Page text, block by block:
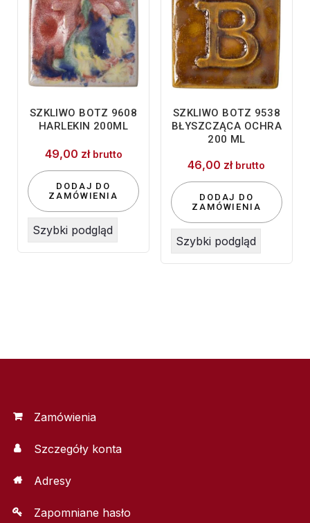
SZKLIWO BOTZ 9608
HARLEKIN 200ML
49,00 zł brutto
DODAJ DO
ZAMÓWIENIA
Szybki podgląd
SZKLIWO BOTZ 9538
BŁYSZCZĄCA OCHRA
200 ML
46,00 zł brutto
DODAJ DO
ZAMÓWIENIA
Szybki podgląd
Zamówienia
Szczegóły konta
Adresy
Zapomniane hasło